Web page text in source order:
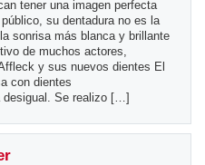
tener una imagen perfecta
su dentadura no es la
sonrisa más blanca y brillante
de muchos actores,
y sus nuevos dientes El
con dientes
desigual. Se realizo […]